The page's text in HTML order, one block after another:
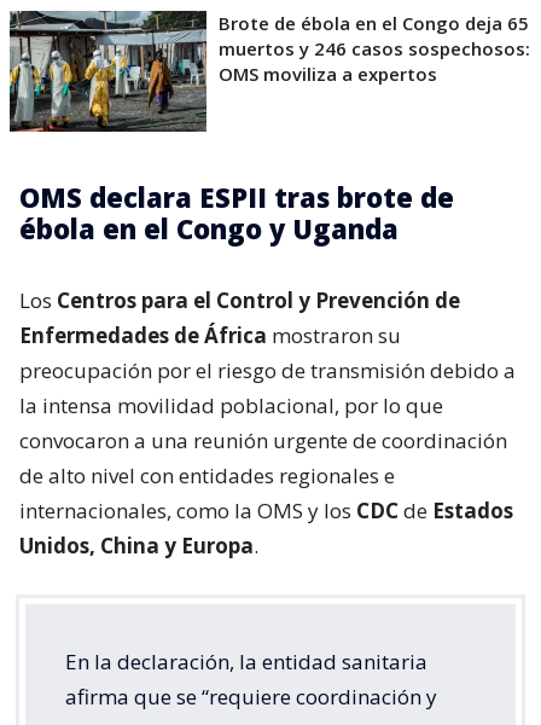
Brote de ébola en el Congo deja 65
muertos y 246 casos sospechosos:
OMS moviliza a expertos
OMS declara ESPII tras brote de
ébola en el Congo y Uganda
Los Centros para el Control y Prevención de
Enfermedades de África mostraron su
preocupación por el riesgo de transmisión debido a
la intensa movilidad poblacional, por lo que
convocaron a una reunión urgente de coordinación
de alto nivel con entidades regionales e
internacionales, como la OMS y los CDCde Estados
Unidos, China y Europa.
En la declaración, la entidad sanitaria
afirma que se “requiere coordinación y